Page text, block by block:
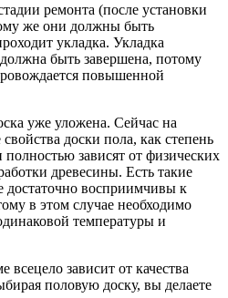
ремонта (после установки
же они должны быть
укладка. Укладка
быть завершена, потому
повышенной
уже уложена. Сейчас на
доски пола, как степень
зависят от физических
древесины. Есть такие
достаточно восприимчивы к
в этом случае необходимо
температуры и
зависит от качества
половую доску, вы делаете